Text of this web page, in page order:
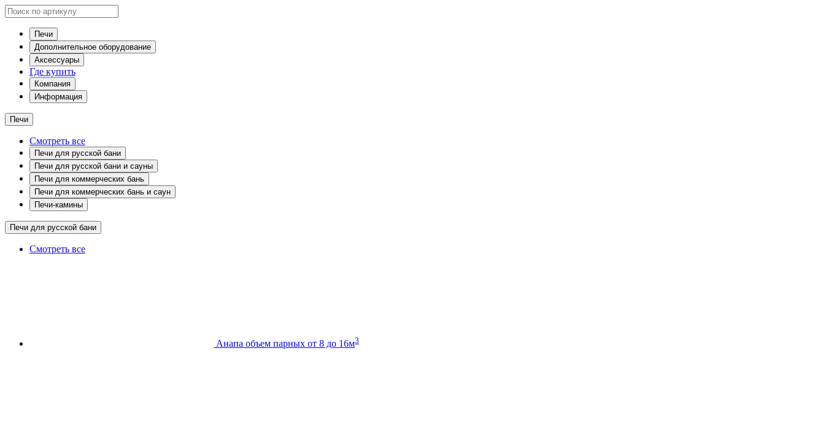
Печи
Дополнительное оборудование
Аксессуары
Где купить
Компания
Информация
Печи
Смотреть все
Печи для русской бани
Печи для русской бани и сауны
Печи для коммерческих бань
Печи для коммерческих бань и саун
Печи-камины
Печи для русской бани
Смотреть все
Анапа объем парных от 8 до 16м3